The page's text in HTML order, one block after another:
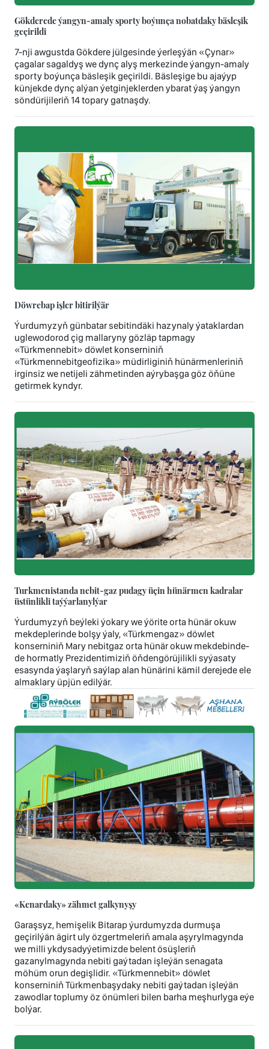
Gökderede ýangyn-amaly sporty boýunça nobatdaky bäsleşik
geçirildi
7-nji awgustda Gökdere jülgesinde ýerleşýän «Çynar»
çagalar sagaldyş we dynç alyş merkezinde ýangyn-amaly
sporty boýunça bäsleşik geçirildi. Bäsleşige bu ajaýyp
künjekde dynç alýan ýetginjeklerden ybarat ýaş ýangyn
söndürijileriň 14 topary gatnaşdy.
Döwrebap işler bitirilýär
Ýurdumyzyň günbatar sebitindäki hazynaly ýataklardan
uglewodorod çig mallaryny gözläp tapmagy
«Türkmennebit» döwlet konserniniň
«Türkmennebitgeofizika» müdirliginiň hünärmenleriniň
irginsiz we netijeli zähmetinden aýrybaşga göz öňüne
getirmek kyndyr.
Turkmenistanda nebit-gaz pudagy üçin hünärmen kadralar
üstünlikli taýýarlanylýar
Ýurdumyzyň beýleki ýokary we ýörite orta hünär okuw
mekdeplerinde bolşy ýaly, «Türkmengaz» döwlet
konserniniň Mary nebitgaz orta hünär okuw mekdebinde-
de hormatly Prezidentimiziň öňdengörüjilikli syýasaty
esasynda ýaşlaryň saýlap alan hünärini kämil derejede ele
almaklary üpjün edilýär.
«Kenardaky» zähmet galkynyşy
Garaşsyz, hemişelik Bitarap ýurdumyzda durmuşa
geçirilýän ägirt uly özgertmeleriň amala aşyrylmagynda
we milli ykdysadyýetimizde belent ösüşleriň
gazanylmagynda nebiti gaýtadan işleýän senagata
möhüm orun degişlidir. «Türkmennebit» döwlet
konserniniň Türkmenbaşydaky nebiti gaýtadan işleýän
zawodlar toplumy öz önümleri bilen barha meşhurlyga eýe
bolýar.